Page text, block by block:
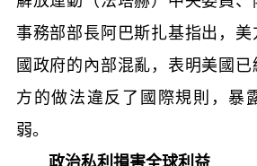
事務部部長阿巴斯扎基指出，
國政府的內部混亂，表明美國
方的做法違反了國際規則，暴
弱。
政治私利損害全球利益